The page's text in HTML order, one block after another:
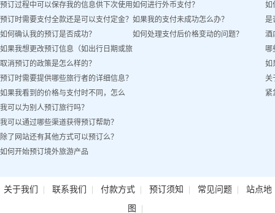
预订过程中可以保存我的信息供下次使用
吗？
预订时需要支付全款还是可以支付定金？
如何确认我的预订是否成功？
如果我想更改预订信息（如出行日期或旅
客姓名）怎么办？
取消预订的政策是怎么样的？
预订时需要提供哪些旅行者的详细信息？
如果我看到的价格与支付时不同，怎么
办？
我可以为别人预订旅行吗？
我可以通过哪些渠道获得预订帮助？
除了网站还有其他方式可以预订么？
如何开始预订境外旅游产品
如何进行外币支付？
如果我的支付未成功怎么办？
如何处理支付后价格变动的问题？
如
是
酒
哪
如
关
紧
关于我们 | 联系我们 | 付款方式| 预订须知 | 常见问题| 站点地
图 |